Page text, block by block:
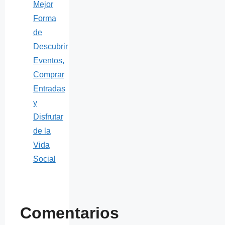
Mejor
Forma
de
Descubrir
Eventos,
Comprar
Entradas
y
Disfrutar
de la
Vida
Social
Comentarios